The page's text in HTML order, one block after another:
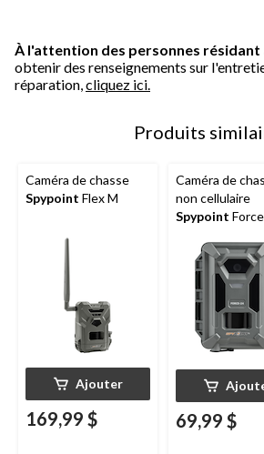
À l'attention des personnes résidant
obtenir des renseignements sur
réparation, cliquez ici.
Produits
Caméra de chasse
Spypoint Flex M
Ajouter
169,99 $
Caméra de
non cellulaire
Spypoint
69,99 $